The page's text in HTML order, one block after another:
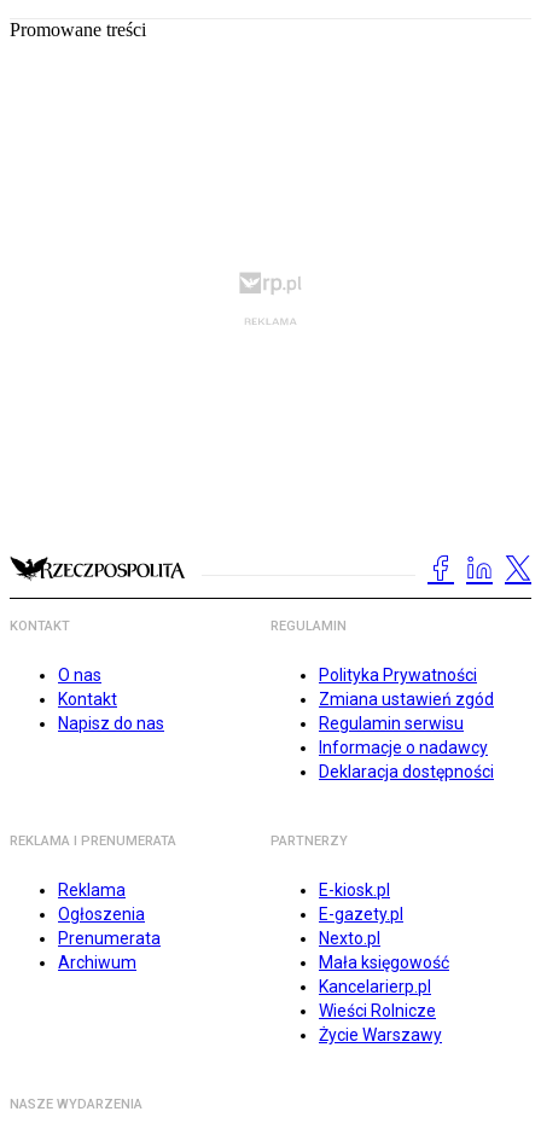
Promowane treści
KONTAKT
O nas
Kontakt
Napisz do nas
REGULAMIN
Polityka Prywatności
Zmiana ustawień zgód
Regulamin serwisu
Informacje o nadawcy
Deklaracja dostępności
REKLAMA I PRENUMERATA
Reklama
Ogłoszenia
Prenumerata
Archiwum
PARTNERZY
E-kiosk.pl
E-gazety.pl
Nexto.pl
Mała księgowość
Kancelarierp.pl
Wieści Rolnicze
Życie Warszawy
NASZE WYDARZENIA